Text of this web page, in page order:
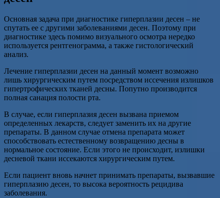
Основная задача при диагностике гиперплазии десен – не
спутать ее с другими заболеваниями десен. Поэтому при
диагностике здесь помимо визуального осмотра нередко
используется рентгенограмма, а также гистологический
анализ.
Лечение гиперплазии десен на данный момент возможно
лишь хирургическим путем посредством иссечения излишков
гипертрофических тканей десны. Попутно производится
полная санация полости рта.
В случае, если гиперплазия десен вызвана приемом
определенных лекарств, следует заменить их на другие
препараты. В данном случае отмена препарата может
способствовать естественному возвращению десны в
нормальное состояние. Если этого не происходит, излишки
десневой ткани иссекаются хирургическим путем.
Если пациент вновь начнет принимать препараты, вызвавшие
гиперплазию десен, то высока вероятность рецидива
заболевания.